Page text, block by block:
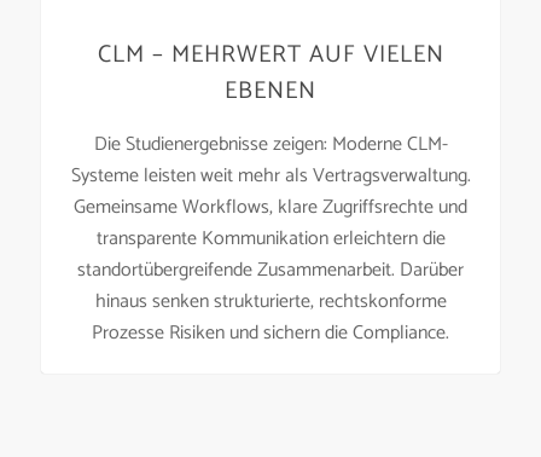
CLM – MEHRWERT AUF VIELEN
EBENEN
Die Studienergebnisse zeigen: Moderne CLM-
Systeme leisten weit mehr als Vertragsverwaltung.
Gemeinsame Workflows, klare Zugriffsrechte und
transparente Kommunikation erleichtern die
standortübergreifende Zusammenarbeit. Darüber
hinaus senken strukturierte, rechtskonforme
Prozesse Risiken und sichern die Compliance.